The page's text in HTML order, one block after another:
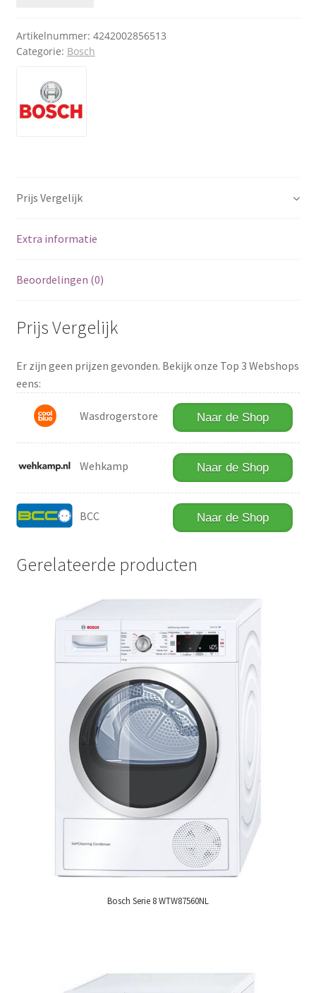
Artikelnummer: 4242002856513
Categorie: Bosch
Prijs Vergelijk
Extra informatie
Beoordelingen (0)
Prijs Vergelijk
Er zijn geen prijzen gevonden. Bekijk onze Top 3 Webshops
eens:
Wasdrogerstore Naar de Shop
Wehkamp Naar de Shop
BCC Naar de Shop
Gerelateerde producten
Bosch Serie 8 WTW87560NL